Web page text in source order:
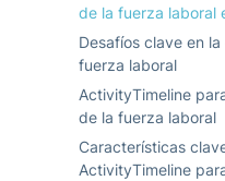
de la fuerza laboral
Desafíos clave en
fuerza laboral
ActivityTimeline
de la fuerza laboral
Características
ActivityTimeline